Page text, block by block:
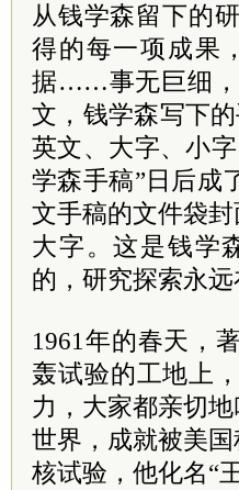
从钱学森留下的
得的每一项成果
据……事无巨细，
文，钱学森写下
英文、大字、小
学森手稿”日后成
文手稿的文件袋
大字。这是钱学
的，研究探索永远
1961年的春天，
轰试验的工地上
力，大家都亲切
世界，成就被美
核试验，他化名“